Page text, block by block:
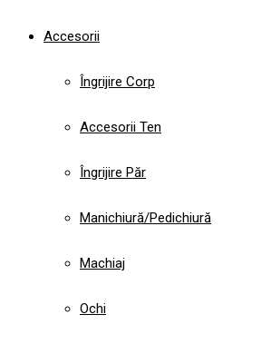
Accesorii
Îngrijire Corp
Accesorii Ten
Îngrijire Păr
Manichiură/Pedichiură
Machiaj
Ochi